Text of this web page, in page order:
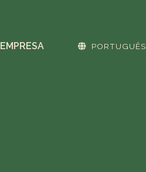
EMPRESA PORTUGUÊS